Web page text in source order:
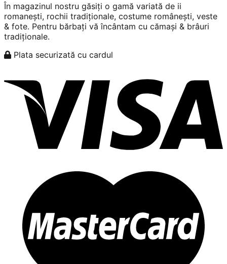
În magazinul nostru găsiți o gamă variată de ii
romanești, rochii tradiționale, costume românești, veste
& fote. Pentru bărbați vă încântam cu cămași & brâuri
tradiționale.
Plata securizată cu cardul